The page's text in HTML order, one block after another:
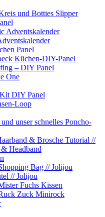
und Botties Slipper
Adventskalender
Panel
Küchen-DIY-Panel
– DIY Panel
One
DIY Panel
Loop
unser schnelles Poncho-
& Brosche Tutorial //
Headband
Bag // Jolijou
// Jolijou
Fuchs Kissen
Zuck Minirock